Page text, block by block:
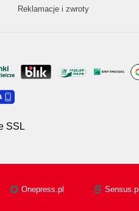
Reklamacje i zwroty
SSL
Onepress.pl Sensus.pl